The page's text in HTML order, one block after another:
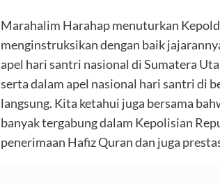
Marahalim Harahap menuturkan
menginstruksikan dengan baik
apel hari santri nasional di Sumatera
serta dalam apel nasional hari santri di
langsung. Kita ketahui juga bersama
banyak tergabung dalam Kepolisian
penerimaan Hafiz Quran dan juga